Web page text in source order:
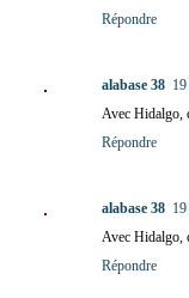
Répondre
alabase 38
Avec Hidalgo,
Répondre
alabase 38
Avec Hidalgo,
Répondre